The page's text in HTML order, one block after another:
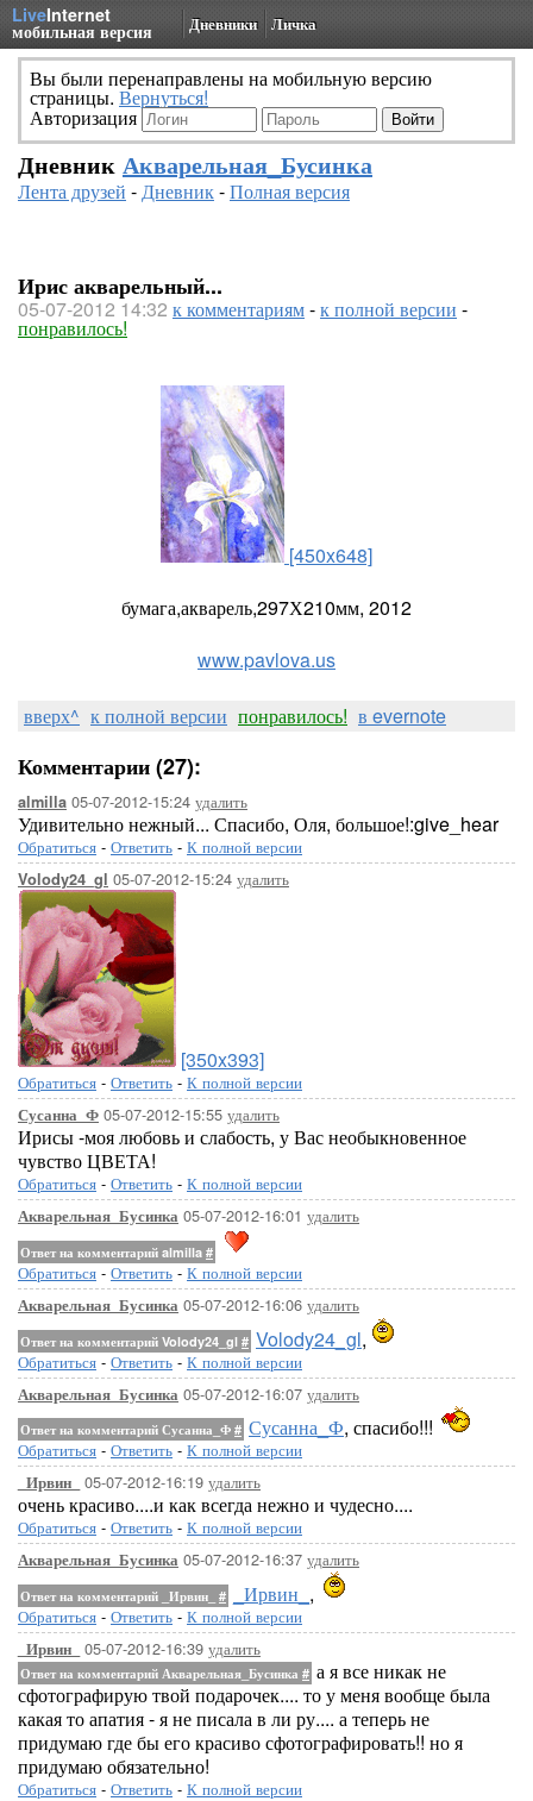
LiveInternet
мобильная версия Дневники Личка
Вы были перенаправлены на мобильную версию
страницы. Вернуться!
Авторизация
Дневник Акварельная_Бусинка
Лента друзей -Дневник-Полная версия
Ирис акварельный...
05-07-2012 14:32 к комментариям-к полной версии -
понравилось!
[450x648]
бумага,акварель,297Х210мм, 2012
www.pavlova.us
вверх^ к полной версии понравилось! в evernote
Комментарии (27):
almilla 05-07-2012-15:24 удалить
Удивительно нежный... Спасибо, Оля, большое!:give_hear
Обратиться - Ответить - К полной версии
Volody24_gl 05-07-2012-15:24 удалить
[350x393]
Обратиться - Ответить - К полной версии
Сусанна_Ф 05-07-2012-15:55 удалить
Ирисы -моя любовь и слабость, у Вас необыкновенное
чувство ЦВЕТА!
Обратиться - Ответить - К полной версии
Акварельная_Бусинка 05-07-2012-16:01 удалить
Ответ на комментарий almilla #
Обратиться - Ответить - К полной версии
Акварельная_Бусинка 05-07-2012-16:06 удалить
Ответ на комментарий Volody24_gl # Volody24_gl,
Обратиться - Ответить - К полной версии
Акварельная_Бусинка 05-07-2012-16:07 удалить
Ответ на комментарий Сусанна_Ф # Сусанна_Ф, спасибо!!!
Обратиться - Ответить - К полной версии
_Ирвин_ 05-07-2012-16:19 удалить
очень красиво....и как всегда нежно и чудесно....
Обратиться - Ответить - К полной версии
Акварельная_Бусинка 05-07-2012-16:37 удалить
Ответ на комментарий _Ирвин_ # _Ирвин_ ,
Обратиться - Ответить - К полной версии
_Ирвин_ 05-07-2012-16:39 удалить
Ответ на комментарий Акварельная_Бусинка # а я все никак не
сфотографирую твой подарочек.... то у меня вообще была
какая то апатия - я не писала в ли ру.... а теперь не
придумаю где бы его красиво сфотографировать!! но я
придумаю обязательно!
Обратиться - Ответить - К полной версии